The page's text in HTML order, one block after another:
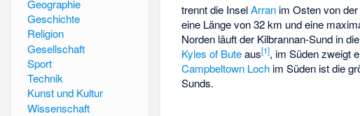
Geographie
Geschichte
Religion
Gesellschaft
Sport
Technik
Kunst und Kultur
Wissenschaft
trennt die InselArran im Osten von
eine Länge von 32 km und eine
Norden läuft der Kilbrannan-Sund in
Kyles of Buteaus[1], im Süden zweigt
Campbeltown Loch im Süden ist die
Sunds.